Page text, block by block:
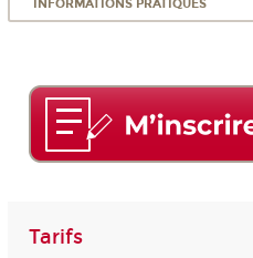
INFORMATIONS PRATIQUES
Tarifs